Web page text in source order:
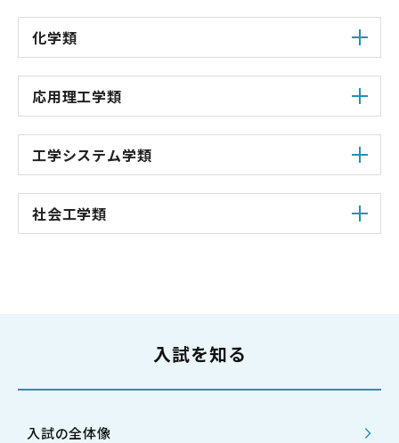
化学類
応用理工学類
工学システム学類
社会工学類
入試を知る
入試の全体像